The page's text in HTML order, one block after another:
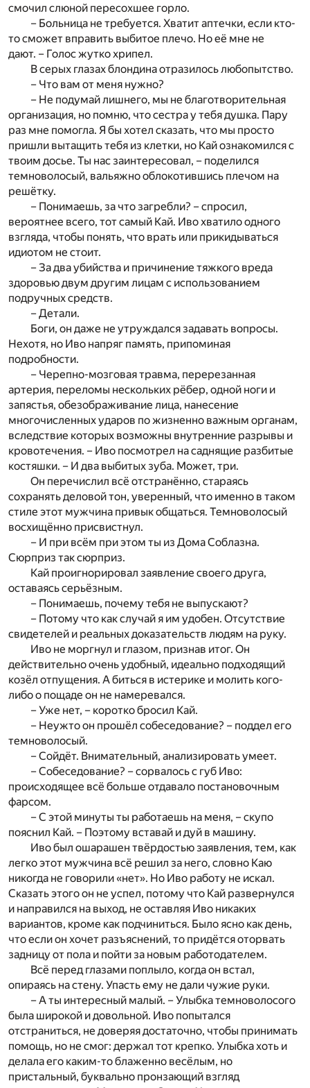
смочил слюной пересохшее горло.
– Больница не требуется. Хватит аптечки, если кто-
то сможет вправить выбитое плечо. Но её мне не
дают. – Голос жутко хрипел.
В серых глазах блондина отразилось любопытство.
– Что вам от меня нужно?
– Не подумай лишнего, мы не благотворительная
организация, но помню, что сестра у тебя душка. Пару
раз мне помогла. Я бы хотел сказать, что мы просто
пришли вытащить тебя из клетки, но Кай ознакомился с
твоим досье. Ты нас заинтересовал, – поделился
темноволосый, вальяжно облокотившись плечом на
решётку.
– Понимаешь, за что загребли? – спросил,
вероятнее всего, тот самый Кай. Иво хватило одного
взгляда, чтобы понять, что врать или прикидываться
идиотом не стоит.
– За два убийства и причинение тяжкого вреда
здоровью двум другим лицам с использованием
подручных средств.
– Детали.
Боги, он даже не утруждался задавать вопросы.
Нехотя, но Иво напряг память, припоминая
подробности.
– Черепно-мозговая травма, перерезанная
артерия, переломы нескольких рёбер, одной ноги и
запястья, обезображивание лица, нанесение
многочисленных ударов по жизненно важным органам,
вследствие которых возможны внутренние разрывы и
кровотечения. – Иво посмотрел на саднящие разбитые
костяшки. – И два выбитых зуба. Может, три.
Он перечислил всё отстранённо, стараясь
сохранять деловой тон, уверенный, что именно в таком
стиле этот мужчина привык общаться. Темноволосый
восхищённо присвистнул.
– И при всём при этом ты из Дома Соблазна.
Сюрприз так сюрприз.
Кай проигнорировал заявление своего друга,
оставаясь серьёзным.
– Понимаешь, почему тебя не выпускают?
– Потому что как случай я им удобен. Отсутствие
свидетелей и реальных доказательств людям на руку.
Иво не моргнул и глазом, признав итог. Он
действительно очень удобный, идеально подходящий
козёл отпущения. А биться в истерике и молить кого-
либо о пощаде он не намеревался.
– Уже нет, – коротко бросил Кай.
– Неужто он прошёл собеседование? – поддел его
темноволосый.
– Сойдёт. Внимательный, анализировать умеет.
– Собеседование? – сорвалось с губ Иво:
происходящее всё больше отдавало постановочным
фарсом.
– С этой минуты ты работаешь на меня, – скупо
пояснил Кай. – Поэтому вставай и дуй в машину.
Иво был ошарашен твёрдостью заявления, тем, как
легко этот мужчина всё решил за него, словно Каю
никогда не говорили «нет». Но Иво работу не искал.
Сказать этого он не успел, потому что Кай развернулся
и направился на выход, не оставляя Иво никаких
вариантов, кроме как подчиниться. Было ясно как день,
что если он хочет разъяснений, то придётся оторвать
задницу от пола и пойти за новым работодателем.
Всё перед глазами поплыло, когда он встал,
опираясь на стену. Упасть ему не дали чужие руки.
– А ты интересный малый. – Улыбка темноволосого
была широкой и довольной. Иво попытался
отстраниться, не доверяя достаточно, чтобы принимать
помощь, но не смог: держал тот крепко. Улыбка хоть и
делала его каким-то блаженно весёлым, но
пристальный, буквально пронзающий взгляд